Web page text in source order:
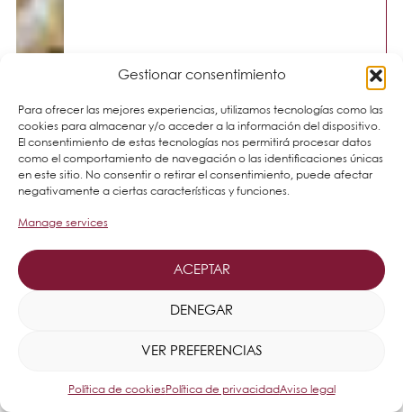
Gestionar consentimiento
Para ofrecer las mejores experiencias, utilizamos tecnologías como las
cookies para almacenar y/o acceder a la información del dispositivo.
El consentimiento de estas tecnologías nos permitirá procesar datos
como el comportamiento de navegación o las identificaciones únicas
en este sitio. No consentir o retirar el consentimiento, puede afectar
negativamente a ciertas características y funciones.
Manage services
ACEPTAR
DENEGAR
VER PREFERENCIAS
Política de cookiesPolítica de privacidadAviso legal